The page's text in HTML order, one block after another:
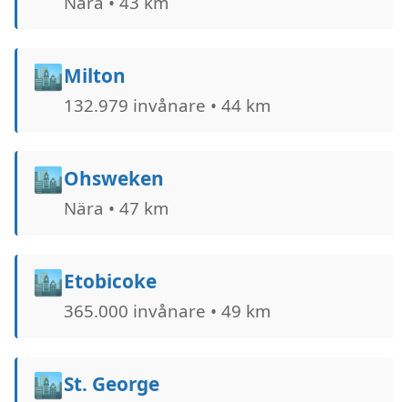
🏙️Milton
132.979 invånare • 44 km
🏙️Ohsweken
Nära • 47 km
🏙️Etobicoke
365.000 invånare • 49 km
🏙️St. George